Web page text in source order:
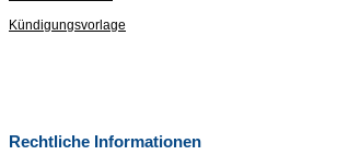
Kündigungsvorlage
Rechtliche Informationen